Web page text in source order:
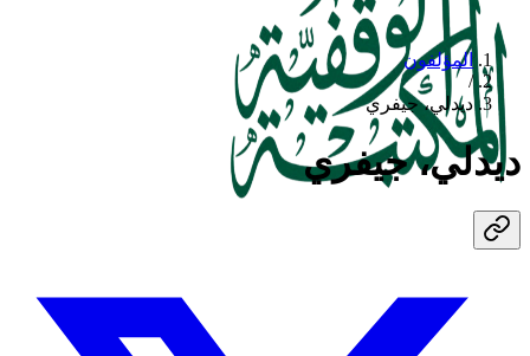
المؤلفون
/
ديدلي، جيفري
ديدلي، جيفري